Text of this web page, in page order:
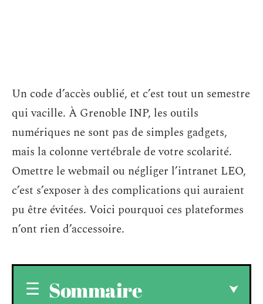
Un code d’accès oublié, et c’est tout un semestre
qui vacille. À Grenoble INP, les outils
numériques ne sont pas de simples gadgets,
mais la colonne vertébrale de votre scolarité.
Omettre le webmail ou négliger l’intranet LEO,
c’est s’exposer à des complications qui auraient
pu être évitées. Voici pourquoi ces plateformes
n’ont rien d’accessoire.
Sommaire